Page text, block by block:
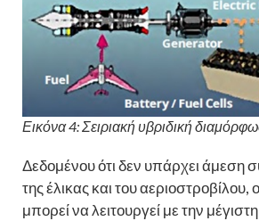
Εικόνα 4: Σειριακή υβριδική
Δεδομένου ότι δεν υπάρχει άμεση
της έλικας και του αεριοστροβίλου,
μπορεί να λειτουργεί με την